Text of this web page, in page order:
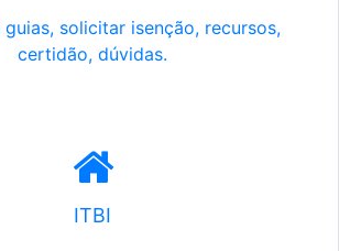
guias, solicitar isenção, recursos,
certidão, dúvidas.
ITBI